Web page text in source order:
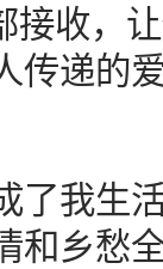
接收，
传递的
我生活
和乡愁